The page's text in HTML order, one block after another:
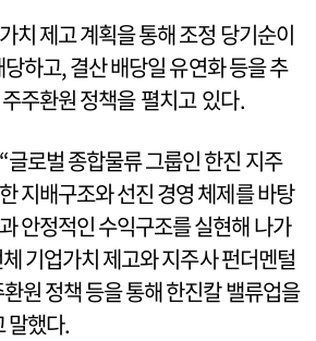
치 제고 계획을 통해 조정 당기순이
하고, 결산 배당일 유연화 등을 추
주환원 정책을 펼치고 있다.
글로벌 종합물류 그룹인 한진 지주
지배구조와 선진 경영 체제를 바탕
안정적인 수익구조를 실현해 나가
기업가치 제고와 지주사 펀더멘털
원 정책 등을 통해 한진칼 밸류업을
말했다.